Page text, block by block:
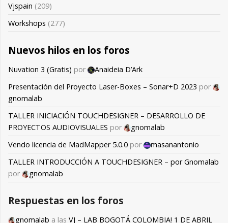
Vjspain (209)
Workshops (277)
Nuevos hilos en los foros
Nuvation 3 (Gratis) por
Anaideia D’Ark
Presentación del Proyecto Laser-Boxes – Sonar+D 2023 por
gnomalab
TALLER INICIACIÓN TOUCHDESIGNER – DESARROLLO DE
PROYECTOS AUDIOVISUALES por
gnomalab
Vendo licencia de MadMapper 5.0.0 por
masanantonio
TALLER INTRODUCCIÓN A TOUCHDESIGNER – por Gnomalab
por
gnomalab
Respuestas en los foros
gnomalab a las VJ – LAB BOGOTÁ COLOMBIA! 1 DE ABRIL